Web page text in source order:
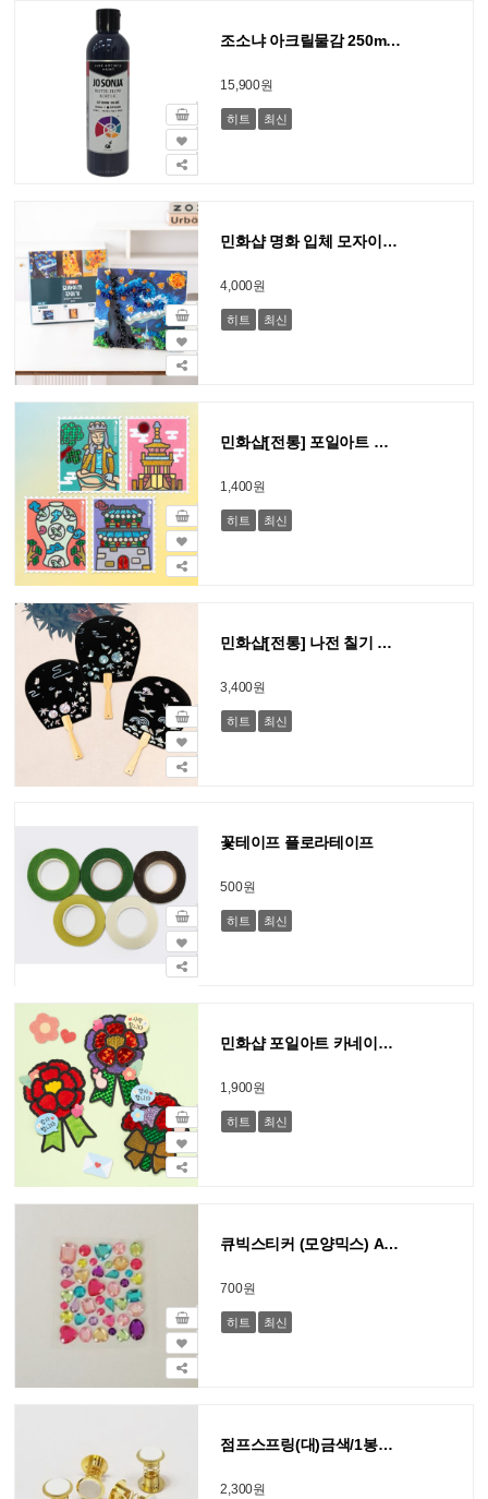
조소냐 아크릴물감 250ml S1-133-Storm Blue 스톰 블루
15,900원
히트 최신
민화샵 명화 입체 모자이크 꾸미기
4,000원
히트 최신
민화샵[전통] 포일아트 우리나라 문화유산 만들기 (사회 교과)
1,400원
히트 최신
민화샵[전통] 나전 칠기 부채 만들기 일반형 (수박, 학)
3,400원
히트 최신
꽃테이프 플로라테이프
500원
히트 최신
민화샵 포일아트 카네이션 브로치
1,900원
히트 최신
큐빅스티커 (모양믹스) A형 6cm x 7.5cm
700원
히트 최신
점프스프링(대)금색/1봉지10개 높이3.5cm 원2.5cm
2,300원